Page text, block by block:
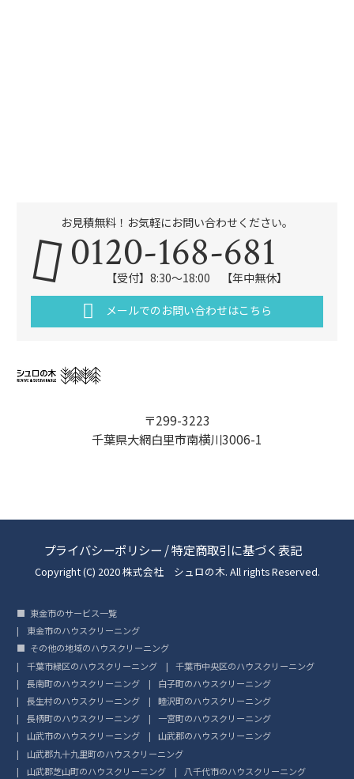
〒299-3223
千葉県大網白里市南横川3006-1
お見積無料！お気軽にお問い合わせください。
0120-168-681
【受付】8:30～18:00 【年中無休】
メールでのお問い合わせはこちら
プライバシーポリシー /特定商取引に基づく表記
Copyright (C) 2020 株式会社 シュロの木. All rights Reserved.
東金市のサービス一覧
東金市のハウスクリーニング
その他の地域のハウスクリーニング
千葉市緑区のハウスクリーニング
千葉市中央区のハウスクリーニング
長南町のハウスクリーニング
白子町のハウスクリーニング
長生村のハウスクリーニング
睦沢町のハウスクリーニング
長柄町のハウスクリーニング
一宮町のハウスクリーニング
山武市のハウスクリーニング
山武郡のハウスクリーニング
山武郡九十九里町のハウスクリーニング
山武郡芝山町のハウスクリーニング
八千代市のハウスクリーニング